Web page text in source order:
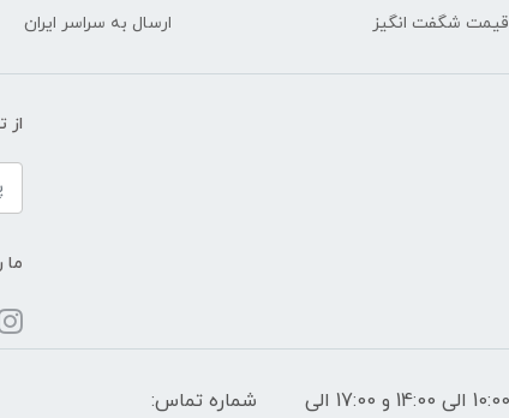
قیمت شگفت انگیز ارسال به سراسر ایران
از
ما
ساعات پاسخگویی: فقط روزهای غیر تعطیل از ساعت 10:00 الی 14:00 و 17:00 الی
شماره تماس: